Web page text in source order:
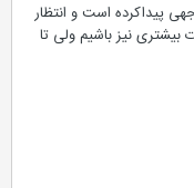
قابل‌توجهی پیداکرده است و انتظار
نیز باشیم ولی تا